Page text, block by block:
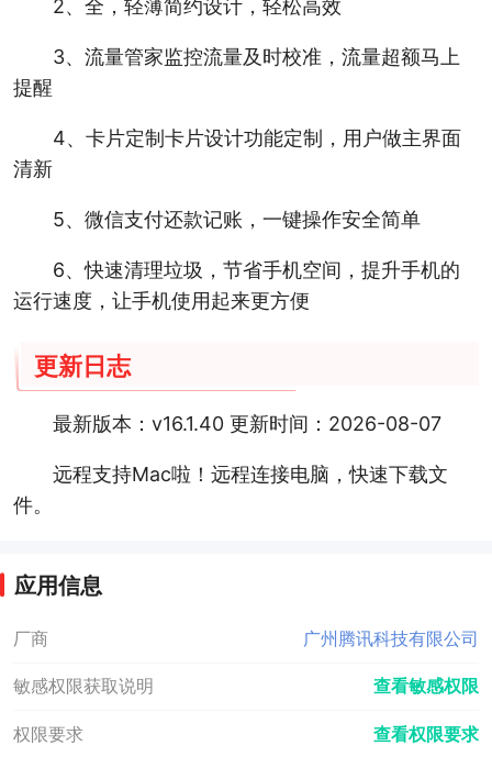
2、全，轻薄简约设计，轻松高效
3、流量管家监控流量及时校准，流量超额马上
提醒
4、卡片定制卡片设计功能定制，用户做主界面
清新
5、微信支付还款记账，一键操作安全简单
6、快速清理垃圾，节省手机空间，提升手机的
运行速度，让手机使用起来更方便
更新日志
最新版本：v16.1.40 更新时间：2026-08-07
远程支持Mac啦！远程连接电脑，快速下载文
件。
应用信息
厂商 广州腾讯科技有限公司
敏感权限获取说明 查看敏感权限
权限要求 查看权限要求